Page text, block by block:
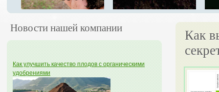
Новости нашей компании
Как улучшить качество плодов с органическими
удобрениями
Как